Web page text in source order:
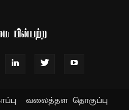
பின்பற்ற
வலைத்தள தொகுப்பு